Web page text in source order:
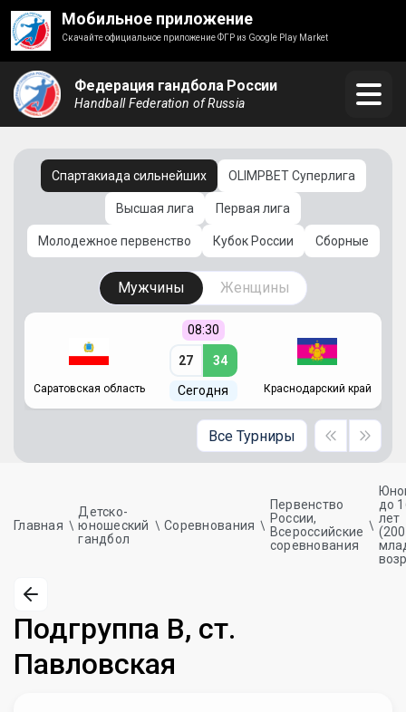
Мобильное приложение
Скачайте официальное приложение ФГР из Google Play Market
Федерация гандбола России
Handball Federation of Russia
Спартакиада сильнейших OLIMPBET Суперлига
Высшая лига Первая лига
Молодежное первенство Кубок России Сборные
Мужчины Женщины
Саратовская область
08:30
27 34
Сегодня Краснодарский край
Все Турниры
Главная
Детско-
юношеский
гандбол
Соревнования
Первенство
России,
Всероссийские
соревнования
до
лет
Подгруппа В, ст.
Павловская